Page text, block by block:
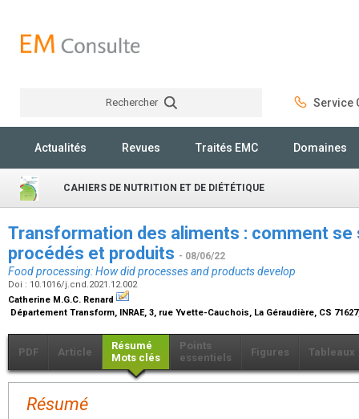
Rechercher Service
Actualités Revues Traités EMC Domaines
CAHIERS DE NUTRITION ET DE DIÉTÉTIQUE
Transformation des aliments : comment se
procédés et produits - 08/06/22
Food processing: How did processes and products develop
Doi : 10.1016/j.cnd.2021.12.002
Catherine M.G.C. Renard
Département Transform, INRAE, 3, rue Yvette-Cauchois, La Géraudière, CS
PDF Article
Résumé
Mots clés
Points
essentiels
Figures Tableaux
Résumé